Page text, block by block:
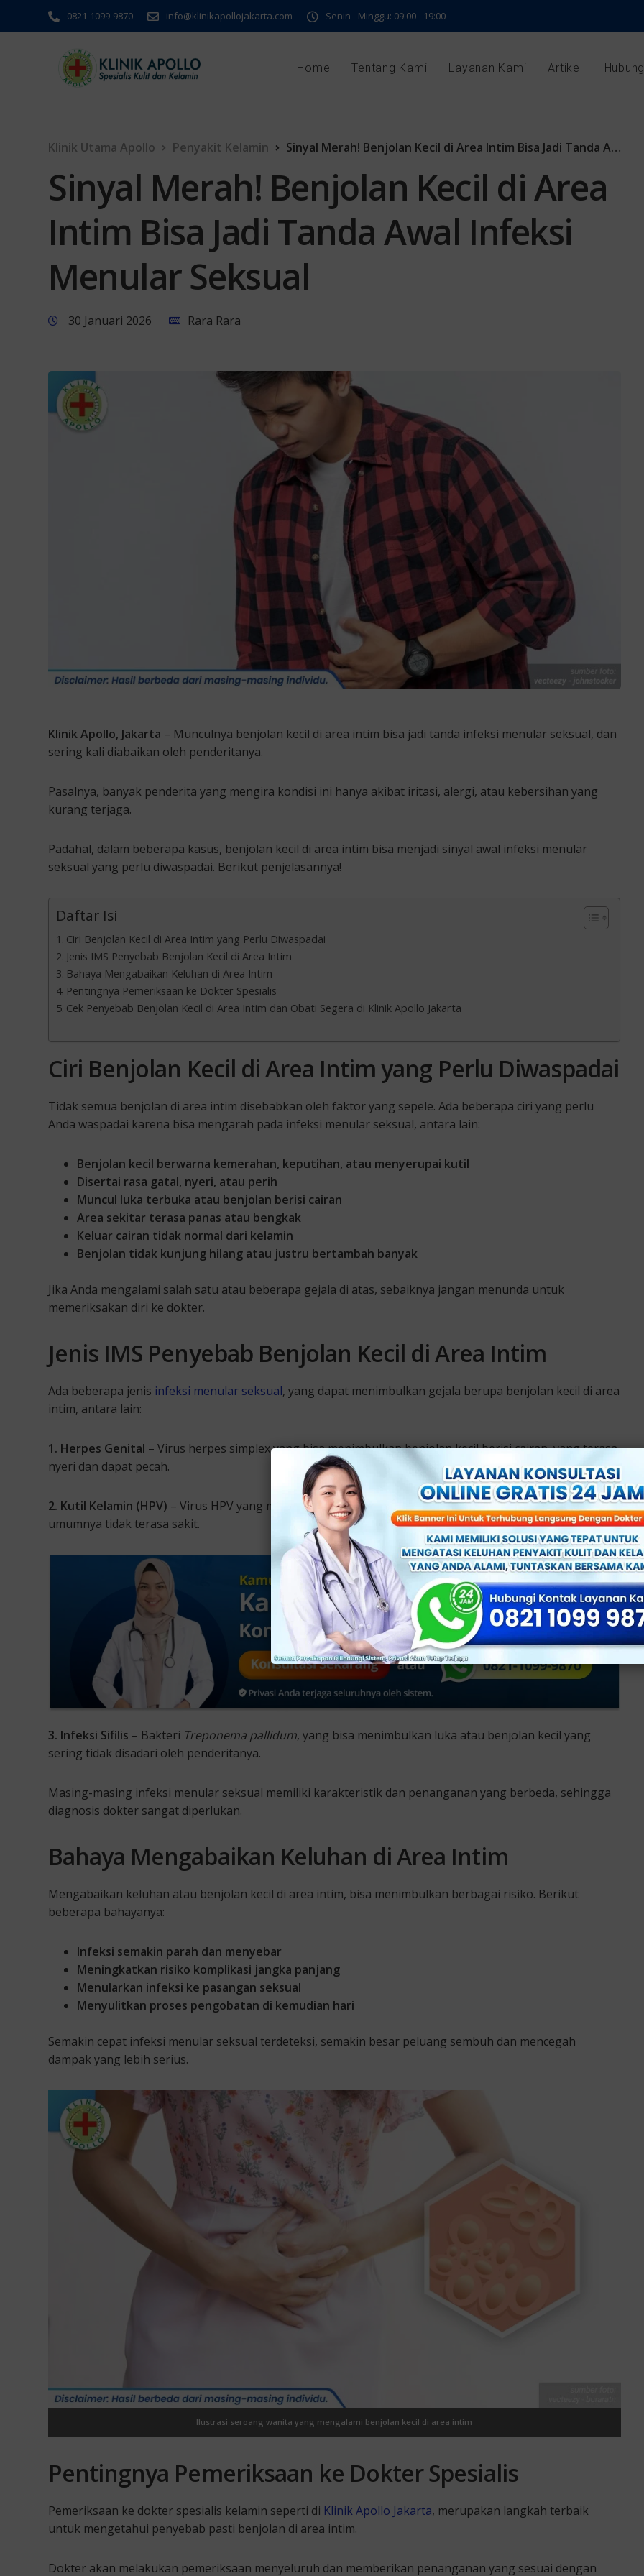
0821-1099-9870 info@klinikapollojakarta.com Senin - Minggu: 09:00 - 19:00
Home Tentang Kami Layanan Kami Artikel
Klinik Utama Apollo Penyakit Kelamin Sinyal Merah! Benjolan Kecil di Area Intim Bisa Jadi Tanda Awal Infeksi Menular Seksual
Sinyal Merah! Benjolan Kecil di Area
Intim Bisa Jadi Tanda Awal Infeksi
Menular Seksual
30 Januari 2026 Rara Rara
Klinik Apollo, Jakarta – Munculnya benjolan kecil di area intim bisa jadi tanda infeksi menular seksual, dan
sering kali diabaikan oleh penderitanya.
Pasalnya, banyak penderita yang mengira kondisi ini hanya akibat iritasi, alergi, atau kebersihan yang
kurang terjaga.
Padahal, dalam beberapa kasus, benjolan kecil di area intim bisa menjadi sinyal awal infeksi menular
seksual yang perlu diwaspadai. Berikut penjelasannya!
Daftar Isi
Ciri Benjolan Kecil di Area Intim yang Perlu Diwaspadai
Jenis IMS Penyebab Benjolan Kecil di Area Intim
Bahaya Mengabaikan Keluhan di Area Intim
Pentingnya Pemeriksaan ke Dokter Spesialis
Cek Penyebab Benjolan Kecil di Area Intim dan Obati Segera di Klinik Apollo Jakarta
Ciri Benjolan Kecil di Area Intim yang Perlu Diwaspadai
Tidak semua benjolan di area intim disebabkan oleh faktor yang sepele. Ada beberapa ciri yang perlu
Anda waspadai karena bisa mengarah pada infeksi menular seksual, antara lain:
Benjolan kecil berwarna kemerahan, keputihan, atau menyerupai kutil
Disertai rasa gatal, nyeri, atau perih
Muncul luka terbuka atau benjolan berisi cairan
Area sekitar terasa panas atau bengkak
Keluar cairan tidak normal dari kelamin
Benjolan tidak kunjung hilang atau justru bertambah banyak
Jika Anda mengalami salah satu atau beberapa gejala di atas, sebaiknya jangan menunda untuk
memeriksakan diri ke dokter.
Jenis IMS Penyebab Benjolan Kecil di Area Intim
Ada beberapa jenis infeksi menular seksual, yang dapat menimbulkan gejala berupa benjolan kecil di area
intim, antara lain:
1. Herpes Genital – Virus herpes simplex yang bisa menimbulkan benjolan kecil berisi cairan, yang terasa
nyeri dan dapat pecah.
2. Kutil Kelamin (HPV) – Virus HPV yang menyebabkan benjolan kecil menyerupai kembang kol dan
umumnya tidak terasa sakit.
3. Infeksi Sifilis – Bakteri Treponema pallidum, yang bisa menimbulkan luka atau benjolan kecil yang
sering tidak disadari oleh penderitanya.
Masing-masing infeksi menular seksual memiliki karakteristik dan penanganan yang berbeda, sehingga
diagnosis dokter sangat diperlukan.
Bahaya Mengabaikan Keluhan di Area Intim
Mengabaikan keluhan atau benjolan kecil di area intim, bisa menimbulkan berbagai risiko. Berikut
beberapa bahayanya:
Infeksi semakin parah dan menyebar
Meningkatkan risiko komplikasi jangka panjang
Menularkan infeksi ke pasangan seksual
Menyulitkan proses pengobatan di kemudian hari
Semakin cepat infeksi menular seksual terdeteksi, semakin besar peluang sembuh dan mencegah
dampak yang lebih serius.
Ilustrasi seroang wanita yang mengalami benjolan kecil di area intim
Pentingnya Pemeriksaan ke Dokter Spesialis
Pemeriksaan ke dokter spesialis kelamin seperti di Klinik Apollo Jakarta, merupakan langkah terbaik
untuk mengetahui penyebab pasti benjolan di area intim.
Dokter akan melakukan pemeriksaan menyeluruh dan memberikan penanganan yang sesuai dengan